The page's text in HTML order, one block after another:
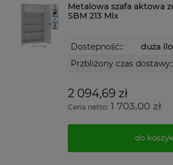
Metalowa szafa aktowa
SBM 213 Mlx
Dostepność::
duża
Przbliżony czas
2 094,69 zł
Cena netto:1 703,00 zł
do